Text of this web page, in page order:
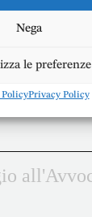
Nega
le preferenze
PolicyPrivacy Policy